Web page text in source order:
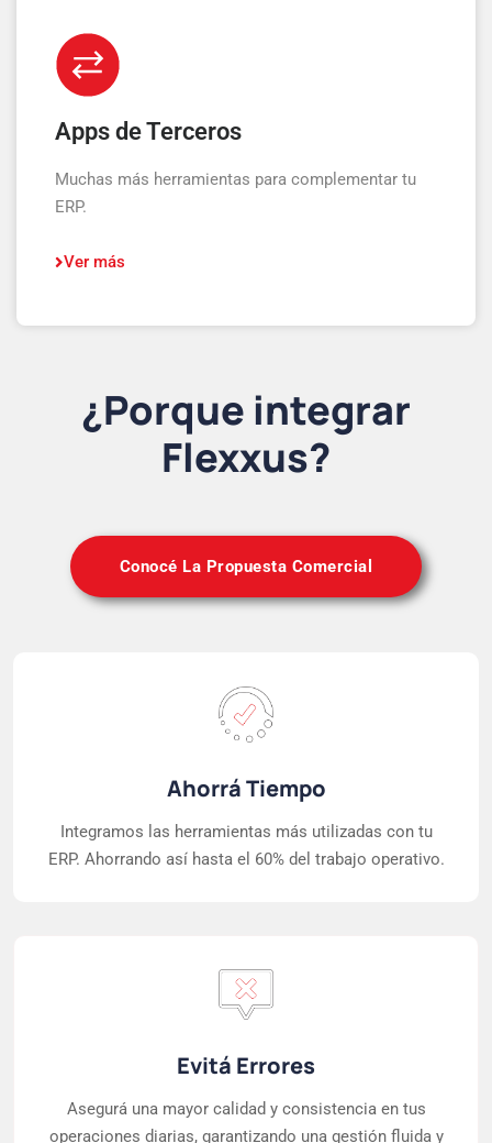
Apps de Terceros
Muchas más herramientas para complementar tu
ERP.
Ver más
¿Porque integrar
Flexxus?
Conocé La Propuesta Comercial
Ahorrá Tiempo
Integramos las herramientas más utilizadas con tu
ERP. Ahorrando así hasta el 60% del trabajo operativo.
Evitá Errores
Asegurá una mayor calidad y consistencia en tus
operaciones diarias, garantizando una gestión fluida y